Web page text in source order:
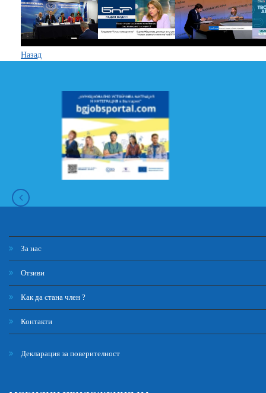
Назад
За нас
Отзиви
Как да стана член ?
Контакти
Декларация за поверителност